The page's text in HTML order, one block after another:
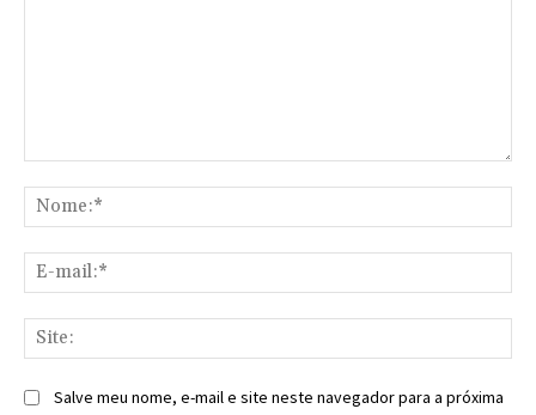
Salve meu nome, e-mail e site neste navegador para a próxima